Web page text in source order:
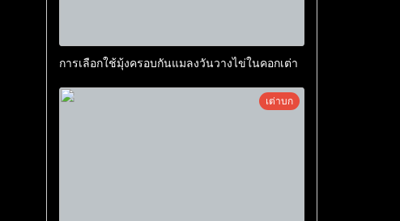
การเลือกใช้มุ้งครอบกันแมลงวันวางไข่ในคอกเต่า
เต่าบก